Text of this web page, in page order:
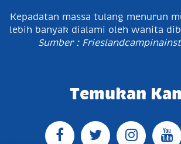
Kepadatan massa tulang menurun
lebih banyak dialami oleh wanita
Sumber :
Temukan